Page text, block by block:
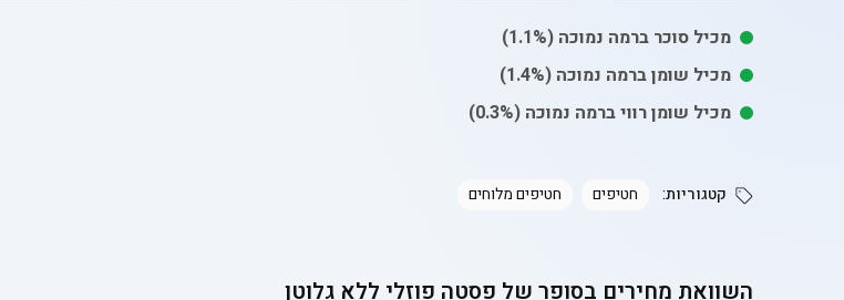
מכיל סוכר ברמה נמוכה (1.1%)
מכיל שומןברמה נמוכה (1.4%)
מכיל שומן רוויברמה נמוכה (0.3%)
קטגוריות: חטיפים חטיפים מלוחים
השוואת מחירים בסופר של פסטה פוזלי ללא גלוטן